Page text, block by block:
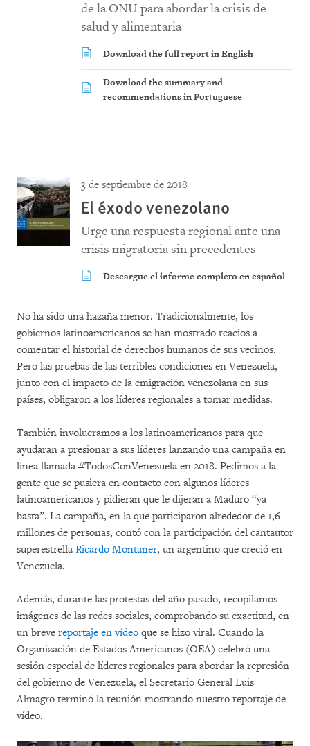
de la ONU para abordar la crisis de
salud y alimentaria
Download the full report in English
Download the summary and
recommendations in Portuguese
3 de septiembre de 2018
El éxodo venezolano
Urge una respuesta regional ante una
crisis migratoria sin precedentes
Descargue el informe completo en español
No ha sido una hazaña menor. Tradicionalmente, los
gobiernos latinoamericanos se han mostrado reacios a
comentar el historial de derechos humanos de sus vecinos.
Pero las pruebas de las terribles condiciones en Venezuela,
junto con el impacto de la emigración venezolana en sus
países, obligaron a los líderes regionales a tomar medidas.
También involucramos a los latinoamericanos para que
ayudaran a presionar a sus líderes lanzando una campaña en
línea llamada #TodosConVenezuela en 2018. Pedimos a la
gente que se pusiera en contacto con algunos líderes
latinoamericanos y pidieran que le dijeran a Maduro “ya
basta”. La campaña, en la que participaron alrededor de 1,6
millones de personas, contó con la participación del cantautor
superestrella Ricardo Montaner, un argentino que creció en
Venezuela.
Además, durante las protestas del año pasado, recopilamos
imágenes de las redes sociales, comprobando su exactitud, en
un breve reportaje en vídeo que se hizo viral. Cuando la
Organización de Estados Americanos (OEA) celebró una
sesión especial de líderes regionales para abordar la represión
del gobierno de Venezuela, el Secretario General Luis
Almagro terminó la reunión mostrando nuestro reportaje de
vídeo.